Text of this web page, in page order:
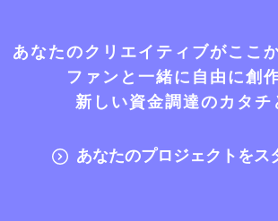
あなたのクリエイティブがここ
ファンと一緒に自由に創
新しい資金調達のカタチ
あなたのプロジェクトをス